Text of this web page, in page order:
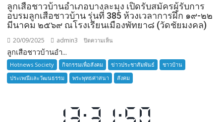
ลูกเสือชาวบ้านอำเภอบางละมุง เปิดรับสมัครผู้รับการ
อบรมลูกเสือชาวบ้าน รุ่นที่ 385 ห้วงเวลาการฝึก ๑๙-๒๒
มีนาคม ๒๕๖๙ ณโรงเรียนเมืองพัทยา๘ (วัดชัยมงคล)
20/09/2025 admin3 ปิดความเห็น
เสือ
ชาว
บ้าน
เปิด
ลูกเสือชาวบ้านอำ...
Hotnews Society กิจกรรมเพื่อสังคม ข่าวประชาสัมพันธ์
ชาวบ้าน
ประเพณีและวัฒนธรรม
พระพุทธศาสนา สังคม